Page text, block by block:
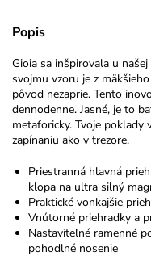
Popis
Gioia sa inšpirovala u
svojmu vzoru je z
pôvod nezaprie. Tento
dennodenne. Jasné, je to
metaforicky. Tvoje
zapínaniu ako v trezore.
Priestranná hlavná
klopa na ultra silný
Praktické vonkajšie
Vnútorné priehradky a
Nastaviteľné ramenné
pohodlné nosenie